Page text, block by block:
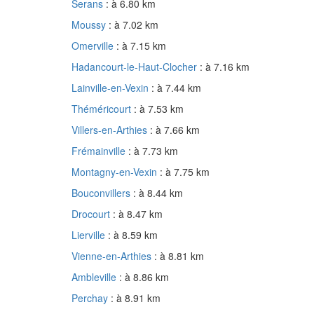
Serans : à 6.80 km
Moussy : à 7.02 km
Omerville : à 7.15 km
Hadancourt-le-Haut-Clocher : à 7.16 km
Lainville-en-Vexin : à 7.44 km
Théméricourt : à 7.53 km
Villers-en-Arthies : à 7.66 km
Frémainville : à 7.73 km
Montagny-en-Vexin : à 7.75 km
Bouconvillers : à 8.44 km
Drocourt : à 8.47 km
Lierville : à 8.59 km
Vienne-en-Arthies : à 8.81 km
Ambleville : à 8.86 km
Perchay : à 8.91 km